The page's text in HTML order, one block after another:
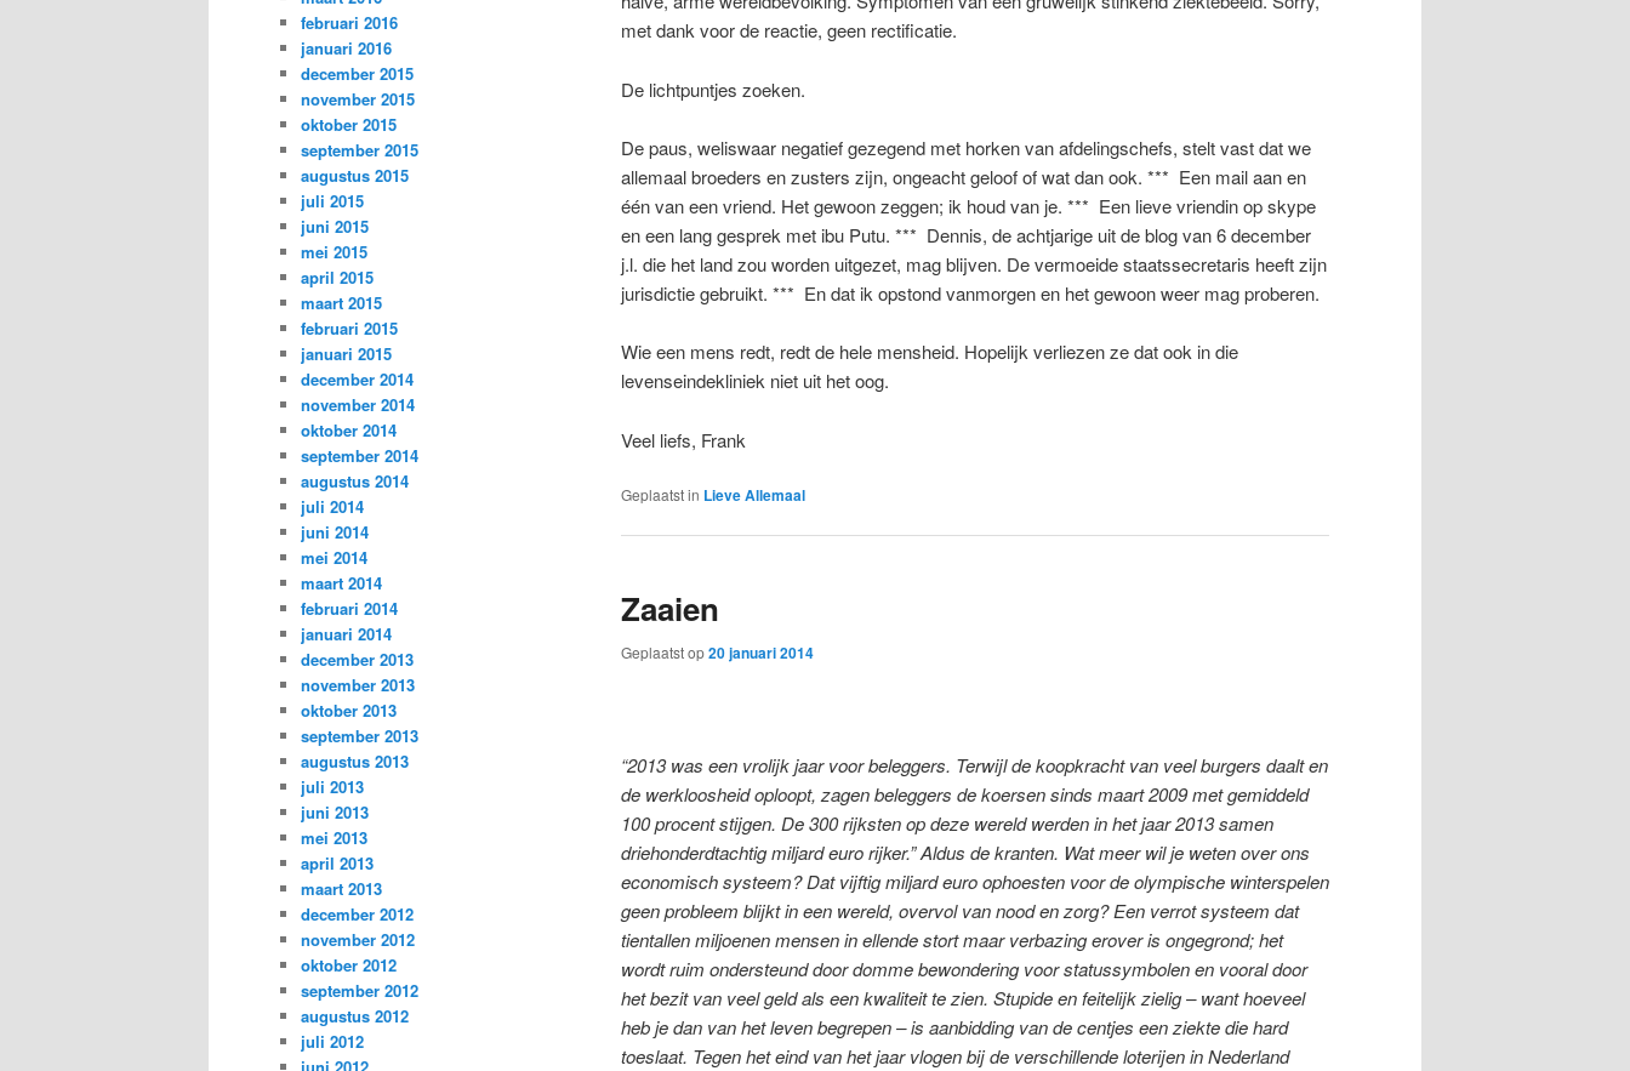
met dank voor de reactie, geen rectificatie.
De lichtpuntjes zoeken.
De paus, weliswaar negatief gezegend met horken van afdelingschefs, stelt vast dat we
allemaal broeders en zusters zijn, ongeacht geloof of wat dan ook. *** Een mail aan en
één van een vriend. Het gewoon zeggen; ik houd van je. *** Een lieve vriendin op skype
en een lang gesprek met ibu Putu. *** Dennis, de achtjarige uit de blog van 6 december
j.l. die het land zou worden uitgezet, mag blijven. De vermoeide staatssecretaris heeft zijn
jurisdictie gebruikt. *** En dat ik opstond vanmorgen en het gewoon weer mag proberen.
Wie een mens redt, redt de hele mensheid. Hopelijk verliezen ze dat ook in die
levenseindekliniek niet uit het oog.
Veel liefs, Frank
Geplaatst in Lieve Allemaal
Zaaien
Geplaatst op20 januari 2014
“2013 was een vrolijk jaar voor beleggers. Terwijl de koopkracht van veel burgers daalt en
de werkloosheid oploopt, zagen beleggers de koersen sinds maart 2009 met gemiddeld
100 procent stijgen. De 300 rijksten op deze wereld werden in het jaar 2013 samen
driehonderdtachtig miljard euro rijker.” Aldus de kranten. Wat meer wil je weten over ons
economisch systeem? Dat vijftig miljard euro ophoesten voor de olympische winterspelen
geen probleem blijkt in een wereld, overvol van nood en zorg? Een verrot systeem dat
tientallen miljoenen mensen in ellende stort maar verbazing erover is ongegrond; het
wordt ruim ondersteund door domme bewondering voor statussymbolen en vooral door
het bezit van veel geld als een kwaliteit te zien. Stupide en feitelijk zielig – want hoeveel
heb je dan van het leven begrepen – is aanbidding van de centjes een ziekte die hard
toeslaat. Tegen het eind van het jaar vlogen bij de verschillende loterijen in Nederland
februari 2016
januari 2016
december 2015
november 2015
oktober 2015
september 2015
augustus 2015
juli 2015
juni 2015
mei 2015
april 2015
maart 2015
februari 2015
januari 2015
december 2014
november 2014
oktober 2014
september 2014
augustus 2014
juli 2014
juni 2014
mei 2014
maart 2014
februari 2014
januari 2014
december 2013
november 2013
oktober 2013
september 2013
augustus 2013
juli 2013
juni 2013
mei 2013
april 2013
maart 2013
december 2012
november 2012
oktober 2012
september 2012
augustus 2012
juli 2012
juni 2012